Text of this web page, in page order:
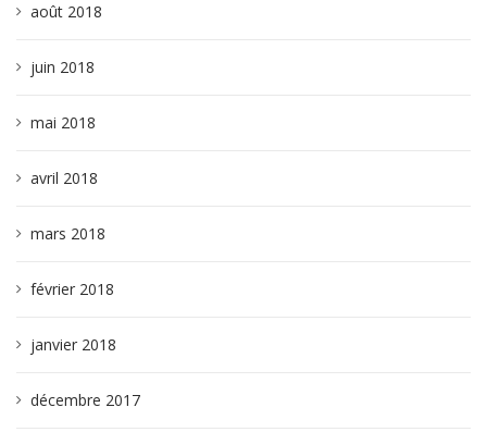
août 2018
juin 2018
mai 2018
avril 2018
mars 2018
février 2018
janvier 2018
décembre 2017